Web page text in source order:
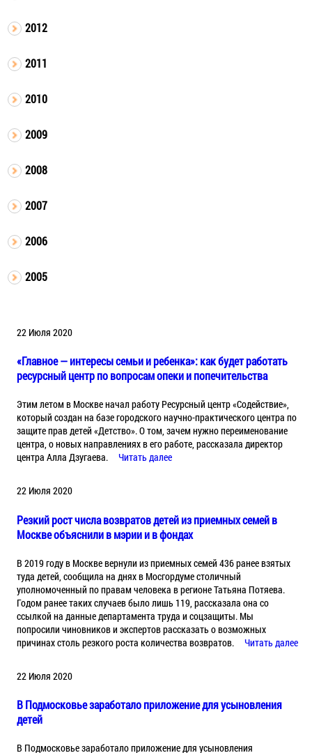
2012
2011
2010
2009
2008
2007
2006
2005
22 Июля 2020
«Главное — интересы семьи и ребенка»: как будет работать
ресурсный центр по вопросам опеки и попечительства
Этим летом в Москве начал работу Ресурсный центр «Содействие»,
который создан на базе городского научно-практического центра по
защите прав детей «Детство». О том, зачем нужно переименование
центра, о новых направлениях в его работе, рассказала директор
центра Алла Дзугаева.
Читать далее
22 Июля 2020
Резкий рост числа возвратов детей из приемных семей в
Москве объяснили в мэрии и в фондах
В 2019 году в Москве вернули из приемных семей 436 ранее взятых
туда детей, сообщила на днях в Мосгордуме столичный
уполномоченный по правам человека в регионе Татьяна Потяева.
Годом ранее таких случаев было лишь 119, рассказала она со
ссылкой на данные департамента труда и соцзащиты. Мы
попросили чиновников и экспертов рассказать о возможных
причинах столь резкого роста количества возвратов.
Читать далее
22 Июля 2020
В Подмосковье заработало приложение для усыновления
детей
В Подмосковье заработало приложение для усыновления